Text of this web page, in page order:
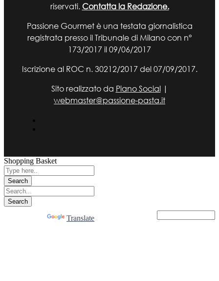
riservati. Contatta la Redazione.
Passione Gourmet è una testata giornalistica
registrata presso il Tribunale di Milano con n°
173/2017 il 09/06/2017
Iscrizione al ROC n. 30212/2017 del 07/09/2017.
Sito realizzato da Piano Social|
webmaster@passione-pasta.it
Shopping Basket
Translate